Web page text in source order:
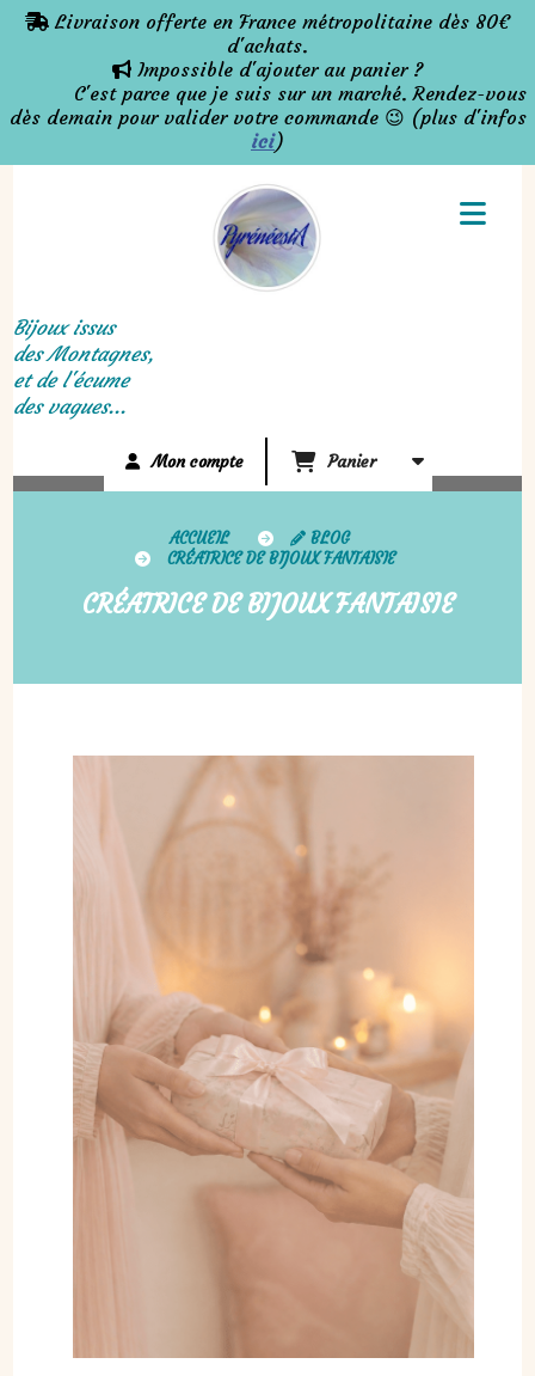
 Livraison offerte en France métropolitaine dès 80€
d'achats.
 Impossible d'ajouter au panier ?
C'est parce que je suis sur un marché. Rendez-vous
dès demain pour valider votre commande 😉 (plus d'infos
ici)
Bijoux issus
des Montagnes,
et de l'écume
des vagues...
Mon compte Panier
ACCUEIL
BLOG
CRÉATRICE DE BIJOUX FANTAISIE
CRÉATRICE DE BIJOUX FANTAISIE
Panneau de gestion des cookies